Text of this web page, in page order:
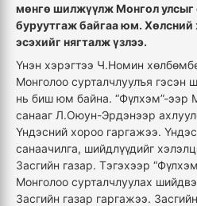
мөнгө шилжүүлж Монгол улсыг
буруутгаж байгаа юм. Хөлсний
эсэхийг нягталж үзлээ.
Үнэн хэрэгтээ Ч.Номин
Монголоо сурталчлуулъя гэсэн
нь биш юм байна. “Фүлхэм”-ээр
санааг Л.Оюун-Эрдэнээр
Үндэсний хороо гаргажээ.
санаачилга, шийдлүүдийг
Засгийн газар. Тэгэхээр
Монголоо сурталчлуулах
Засгийн газар гаргажээ.